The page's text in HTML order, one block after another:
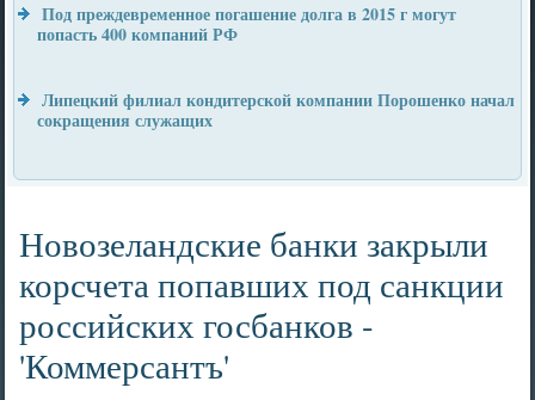
Под преждевременное погашение долга в 2015 г могут
попасть 400 компаний РФ
Липецкий филиал кондитерской компании Порошенко начал
сокращения служащих
Новозеландские банки закрыли
корсчета попавших под санкции
российских госбанков -
'Коммерсантъ'